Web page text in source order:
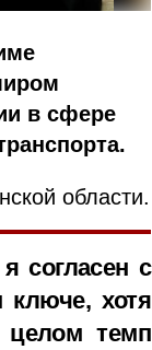
в сфере
области.
согласен с
хотя
целом темп